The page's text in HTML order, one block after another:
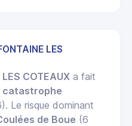
LES
LES COTEAUX a fait
catastrophe
Le risque dominant
de Boue (6